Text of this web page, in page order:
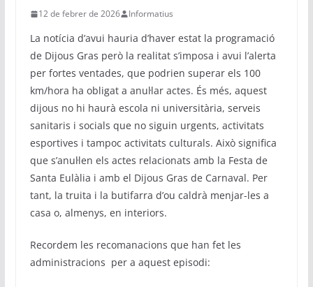
12 de febrer de 2026 Informatius
La notícia d’avui hauria d’haver estat la programació
de Dijous Gras però la realitat s’imposa i avui l’alerta
per fortes ventades, que podrien superar els 100
km/hora ha obligat a anul·lar actes. És més, aquest
dijous no hi haurà escola ni universitària, serveis
sanitaris i socials que no siguin urgents, activitats
esportives i tampoc activitats culturals. Això significa
que s’anul·len els actes relacionats amb la Festa de
Santa Eulàlia i amb el Dijous Gras de Carnaval. Per
tant, la truita i la butifarra d’ou caldrà menjar-les a
casa o, almenys, en interiors.
Recordem les recomanacions que han fet les
administracions per a aquest episodi: